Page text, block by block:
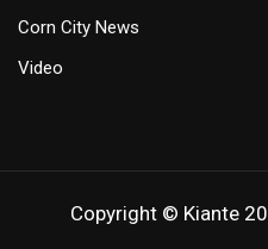
Corn City News
Video
Copyright © Kiante